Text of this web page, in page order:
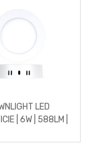
LED
| 6W | 588LM |
BLANCO